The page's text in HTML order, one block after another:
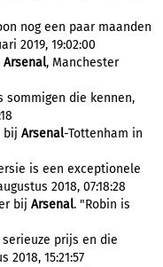
nog een paar maanden
2019, 19:02:00
Arsenal, Manchester
sommigen die kennen,
bij Arsenal-Tottenham in
is een exceptionele
2018, 07:18:28
bij Arsenal. "Robin is
prijs en die
15:21:57